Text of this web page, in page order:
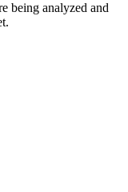
being analyzed and